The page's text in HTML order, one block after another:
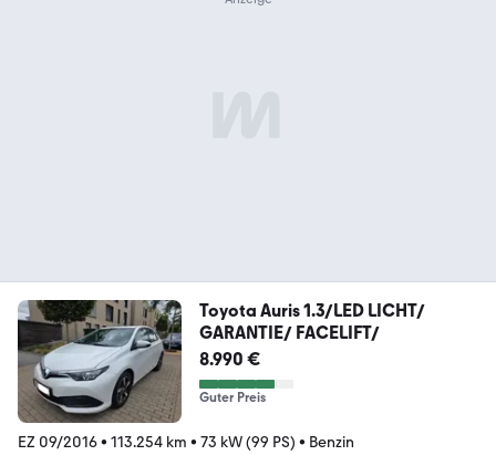
Toyota Auris 1.3/LED LICHT/
GARANTIE/ FACELIFT/
8.990 €
Guter Preis
EZ 09/2016• 113.254 km • 73 kW (99 PS) • Benzin